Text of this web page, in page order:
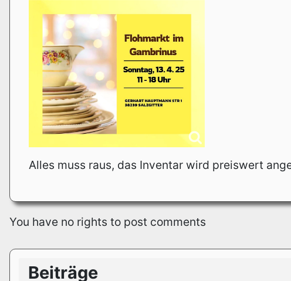
Alles muss raus, das Inventar wird preiswert
You have no rights to post comments
Beiträge